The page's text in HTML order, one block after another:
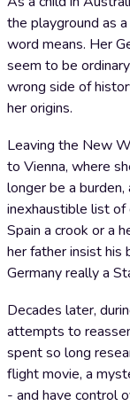
the playground as
word means. Her
seem to be
wrong side of
her origins.
Leaving the New
to Vienna, where
longer be a
inexhaustible list
Spain a crook or a
her father insist his
Germany really a
Decades later,
attempts to
spent so long
flight movie, a
- and have control